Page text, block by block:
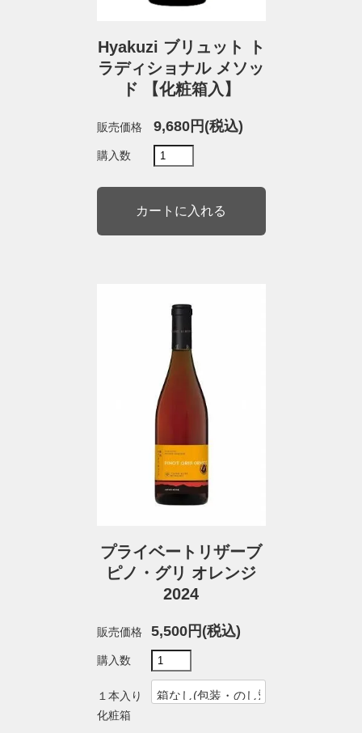
Hyakuzi ブリュット ト
ラディショナル メソッ
ド 【化粧箱入】
販売価格 9,680円(税込)
購入数
プライベートリザーブ
ピノ・グリ オレンジ
2024
販売価格 5,500円(税込)
購入数
１本入り
化粧箱